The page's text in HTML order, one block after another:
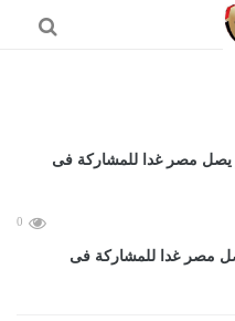
0
مصر غدا للمشاركة فى